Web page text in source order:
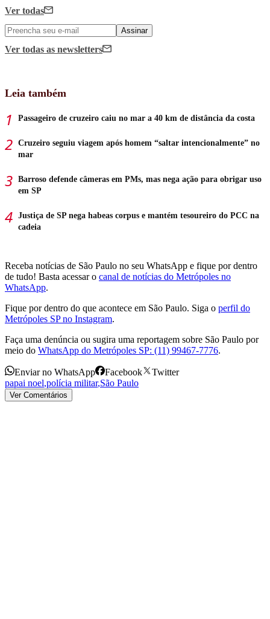
Ver todas
Assinar
Ver todas as newsletters
Leia também
Passageiro de cruzeiro caiu no mar a 40 km de distância da costa
Cruzeiro seguiu viagem após homem “saltar intencionalmente” no
mar
Barroso defende câmeras em PMs, mas nega ação para obrigar uso
em SP
Justiça de SP nega habeas corpus e mantém tesoureiro do PCC na
cadeia
Receba notícias de São Paulo no seu WhatsApp e fique por dentro
de tudo! Basta acessar o canal de notícias do Metrópoles no
WhatsApp.
Fique por dentro do que acontece em São Paulo. Siga o perfil do
Metrópoles SP no Instagram.
Faça uma denúncia ou sugira uma reportagem sobre São Paulo por
meio do WhatsApp do Metrópoles SP: (11) 99467-7776.
Enviar no WhatsApp Facebook
Twitter
papai noel,polícia militar,São Paulo
Ver Comentários